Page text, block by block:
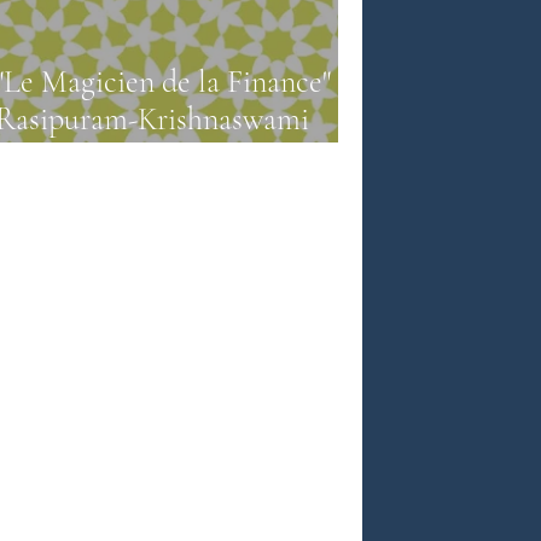
népalaise
Magicien de la Finance" de
Krishnaswami